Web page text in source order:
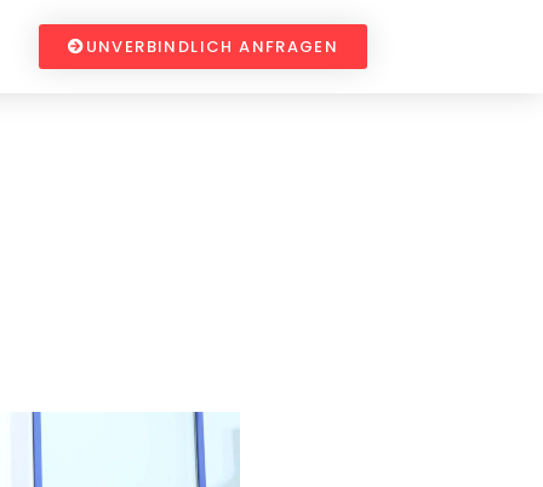
UNVERBINDLICH ANFRAGEN